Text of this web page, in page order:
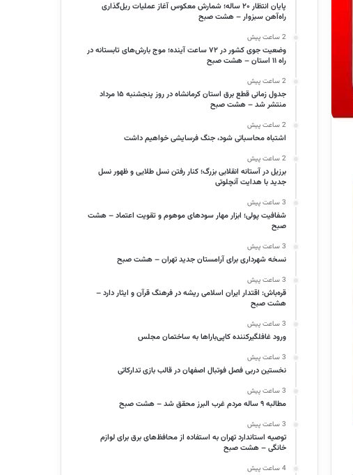
پایان انتظار ۲۰ ساله؛ شمارش معکوس آغاز عملیات ریل‌گذاری
راه‌آهن سبزوار – هشت صبح
2 ساعت پیش
وضعیت جوی کشور در ۷۲ ساعت آینده؛ موج بارش‌های تابستانه در
راه ۱۱ استان – هشت صبح
2 ساعت پیش
جدول زمانی قطع برق استان کرمانشاه در روز پنجشنبه ۱۵ مرداد
منتشر شد – هشت صبح
2 ساعت پیش
اشتباه محاسباتی شود، جنگ فرسایشی خواهیم داشت
2 ساعت پیش
برزیل در آستانه انقلابی بزرگ؛ کنار رفتن نسل طلایی و ظهور نسل
جدید با هدایت آنچلوتی
3 ساعت پیش
شفافیت پولی؛ ابزار مهار سودهای موهوم و تقویت اعتماد – هشت
صبح
3 ساعت پیش
نسخه شهرداری برای آرامستان جدید تهران – هشت صبح
3 ساعت پیش
قره‌باش: اقتدار ایران اسلامی ریشه در فرهنگ قرآن و ایثار دارد –
هشت صبح
3 ساعت پیش
ورود غافلگیرکننده کاپی‌باراها به ساختمان مجلس
3 ساعت پیش
نخستین دربی فصل فوتبال اصفهان در قالب بازی تدارکاتی
3 ساعت پیش
مطالبه ۹ ساله مردم غرب البرز محقق شد – هشت صبح
3 ساعت پیش
توصیه استاندارد تهران به استفاده از محافظ‌های برق برای لوازم
خانگی – هشت صبح
4 ساعت پیش